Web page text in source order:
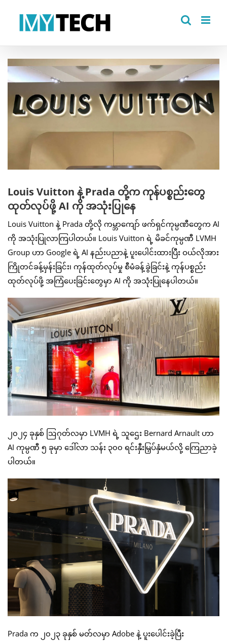
View
Larger
Image
Louis Vuitton နဲ့ Prada တို့က ကုန်ပစ္စည်းတွေ
ထုတ်လုပ်ဖို့ AI ကို အသုံးပြုနေ
Louis Vuitton နဲ့ Prada တို့လို ကမ္ဘာကျော် ဖက်ရှင်ကုမ္ပဏီတွေက AI
ကို အသုံးပြုလာကြပါတယ်။ Louis Vuitton ရဲ့ မိခင်ကုမ္ပဏီ LVMH
Group ဟာ Google ရဲ့ AI နည်းပညာနဲ့ ပူးပေါင်းထားပြီး ဝယ်လိုအား
ကြိုတင်ခန့်မှန်းခြင်း၊ ကုန်ထုတ်လုပ်မှု စီမံခန့်ခွဲခြင်းနဲ့ ကုန်ပစ္စည်း
ထုတ်လုပ်ဖို့ အကြံပေးခြင်းတွေမှာ AI ကို အသုံးပြုနေပါတယ်။
၂၀၂၄ ခုနှစ် ဩဂုတ်လမှာ LVMH ရဲ့ သူဌေး Bernard Arnault ဟာ
AI ကုမ္ပဏီ ၅ ခုမှာ ဒေါ်လာ သန်း ၃၀၀ ရင်းနှီးမြှပ်နှံမယ်လို့ ကြေညာခဲ့
ပါတယ်။
Prada က ၂၀၂၃ ခုနှစ် မတ်လမှာ Adobe နဲ့ ပူးပေါင်းခဲ့ပြီး